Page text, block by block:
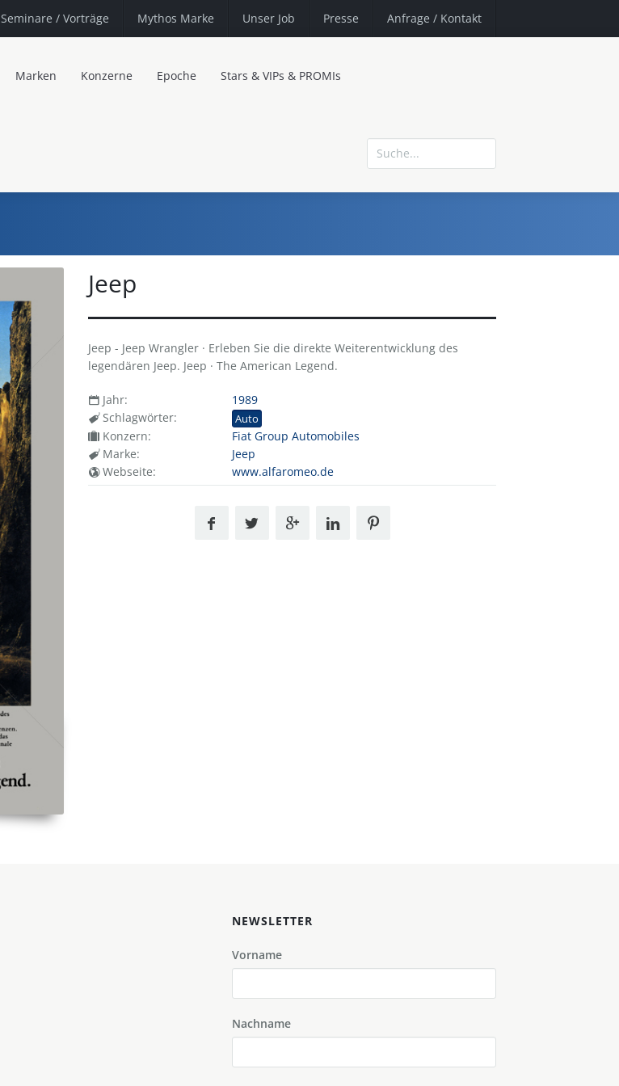
Seminare / Vorträge Mythos Marke Unser Job Presse Anfrage / Kontakt
Marken Konzerne Epoche Stars & VIPs & PROMIs
Jeep
Jeep - Jeep Wrangler · Erleben Sie die direkte Weiterentwicklung des
legendären Jeep. Jeep · The American Legend.
Jahr:
1989
Schlagwörter:
Auto
Konzern:
Fiat Group Automobiles
Marke:
Jeep
Webseite:
www.alfaromeo.de
NEWSLETTER
Vorname
Nachname